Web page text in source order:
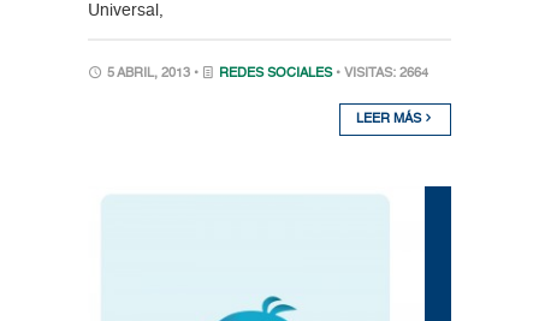
Universal,
5 ABRIL, 2013 • REDES SOCIALES • VISITAS: 2664
LEER MÁS